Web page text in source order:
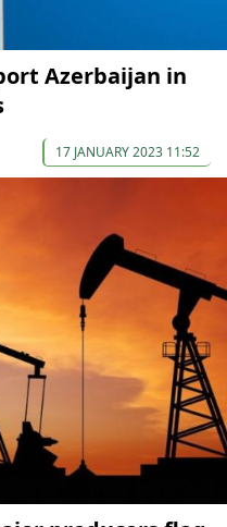
Azerbaijan in
17 JANUARY 2023 11:52